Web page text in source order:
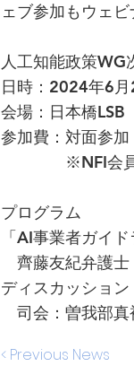
ェブ参加もウェ
人工知能政策WG
日時：2024年6
会場：日本橋LSB
参加費：対面参
※NFI会員は無
プログラム
「AI事業者ガイ
齊藤友紀弁護士
ディスカッション
司会：曽我部真
< Previous News